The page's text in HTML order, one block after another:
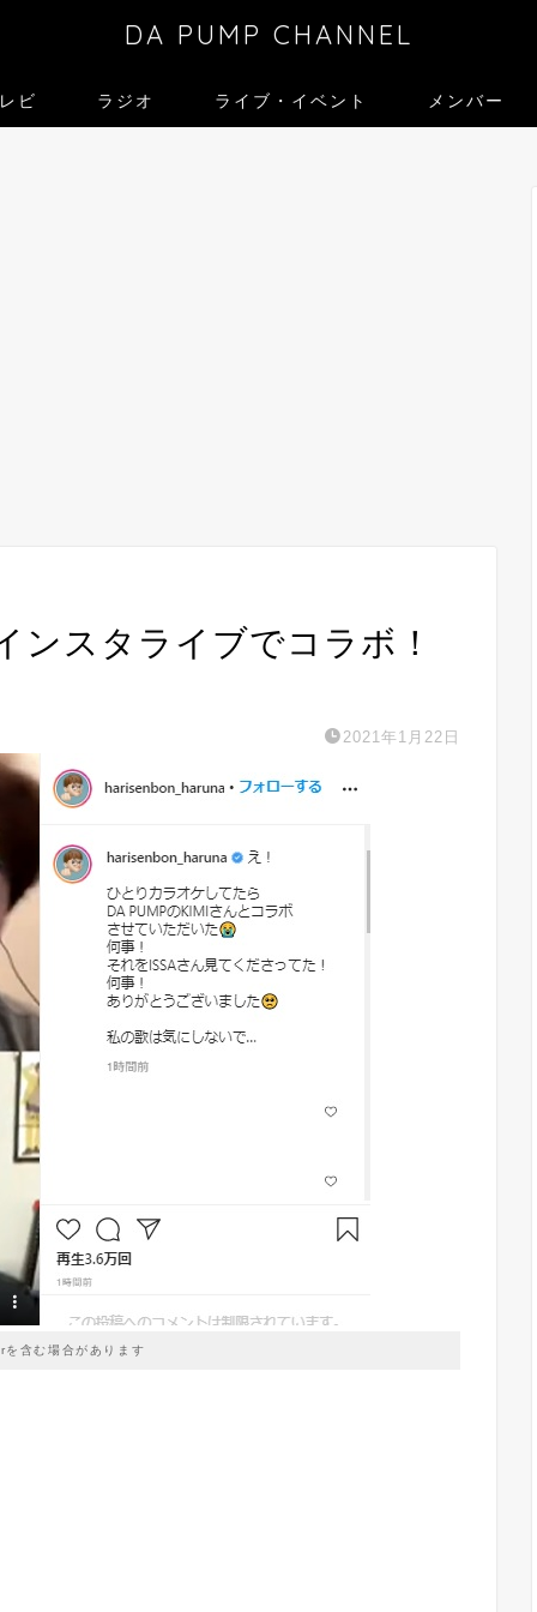
DA PUMP CHANNEL
ビ ラジオ ライブ・イベント メンバー
ンスタライブでコラボ！
2021年1月22日
を含む場合があります